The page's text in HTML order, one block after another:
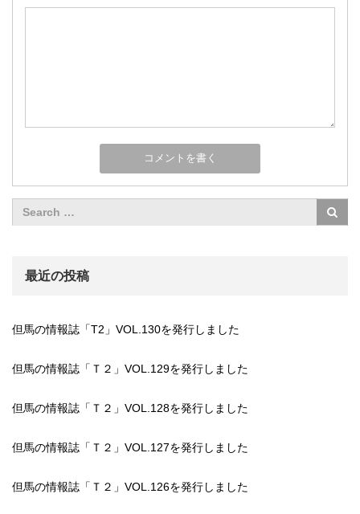
最近の投稿
但馬の情報誌「T2」VOL.130を発行しました
但馬の情報誌「Ｔ２」VOL.129を発行しました
但馬の情報誌「Ｔ２」VOL.128を発行しました
但馬の情報誌「Ｔ２」VOL.127を発行しました
但馬の情報誌「Ｔ２」VOL.126を発行しました